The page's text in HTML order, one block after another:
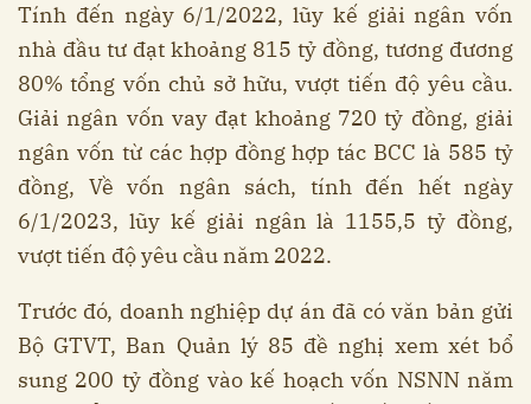
Tính đến ngày 6/1/2022, lũy kế giải ngân vốn
nhà đầu tư đạt khoảng 815 tỷ đồng, tương đương
80% tổng vốn chủ sở hữu, vượt tiến độ yêu cầu.
Giải ngân vốn vay đạt khoảng 720 tỷ đồng, giải
ngân vốn từ các hợp đồng hợp tác BCC là 585 tỷ
đồng, Về vốn ngân sách, tính đến hết ngày
6/1/2023, lũy kế giải ngân là 1155,5 tỷ đồng,
vượt tiến độ yêu cầu năm 2022.
Trước đó, doanh nghiệp dự án đã có văn bản gửi
Bộ GTVT, Ban Quản lý 85 đề nghị xem xét bổ
sung 200 tỷ đồng vào kế hoạch vốn NSNN năm